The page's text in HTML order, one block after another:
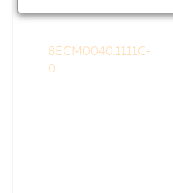
8ECM0040.1111C-
0